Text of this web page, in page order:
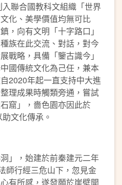
聯合國教科文組織「世界
化、美學價值均無可比
，向有文明「十字路口」
族在此交流、對話，對今
戰略，具備「鑒古識今」
國傳統文化為己任，兼本
2020年起一直支持中大進
理成果時觸類旁通，嘗試
窟」，嗇色園亦因此於
文化傳承。
」，始建於前秦建元二年
師行經三危山下，忽見金
有所感，遂發願於崖壁開